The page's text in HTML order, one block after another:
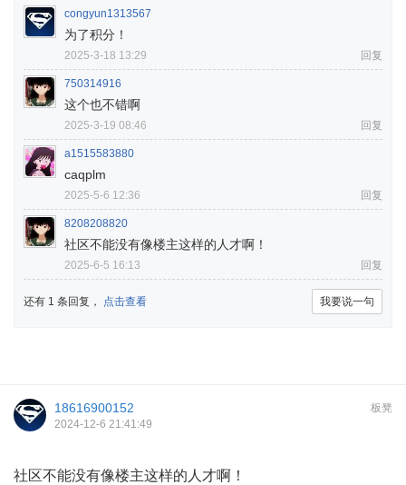
congyun1313567
为了积分！
2025-3-18 13:29 回复
750314916
这个也不错啊
2025-3-19 08:46 回复
a1515583880
caqplm
2025-5-6 12:36 回复
8208208820
社区不能没有像楼主这样的人才啊！
2025-6-5 16:13 回复
还有 1 条回复， 点击查看 我要说一句
板凳
18616900152
2024-12-6 21:41:49
社区不能没有像楼主这样的人才啊！